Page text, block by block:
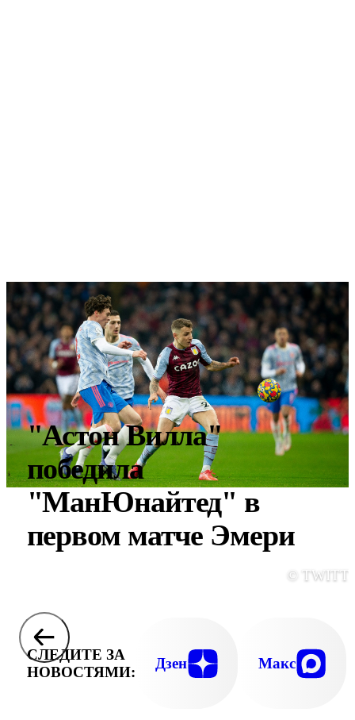
"Астон Вилла"
победила
"МанЮнайтед" в
первом матче Эмери
©
СЛЕДИТЕ ЗА
НОВОСТЯМИ:
Дзен Макс